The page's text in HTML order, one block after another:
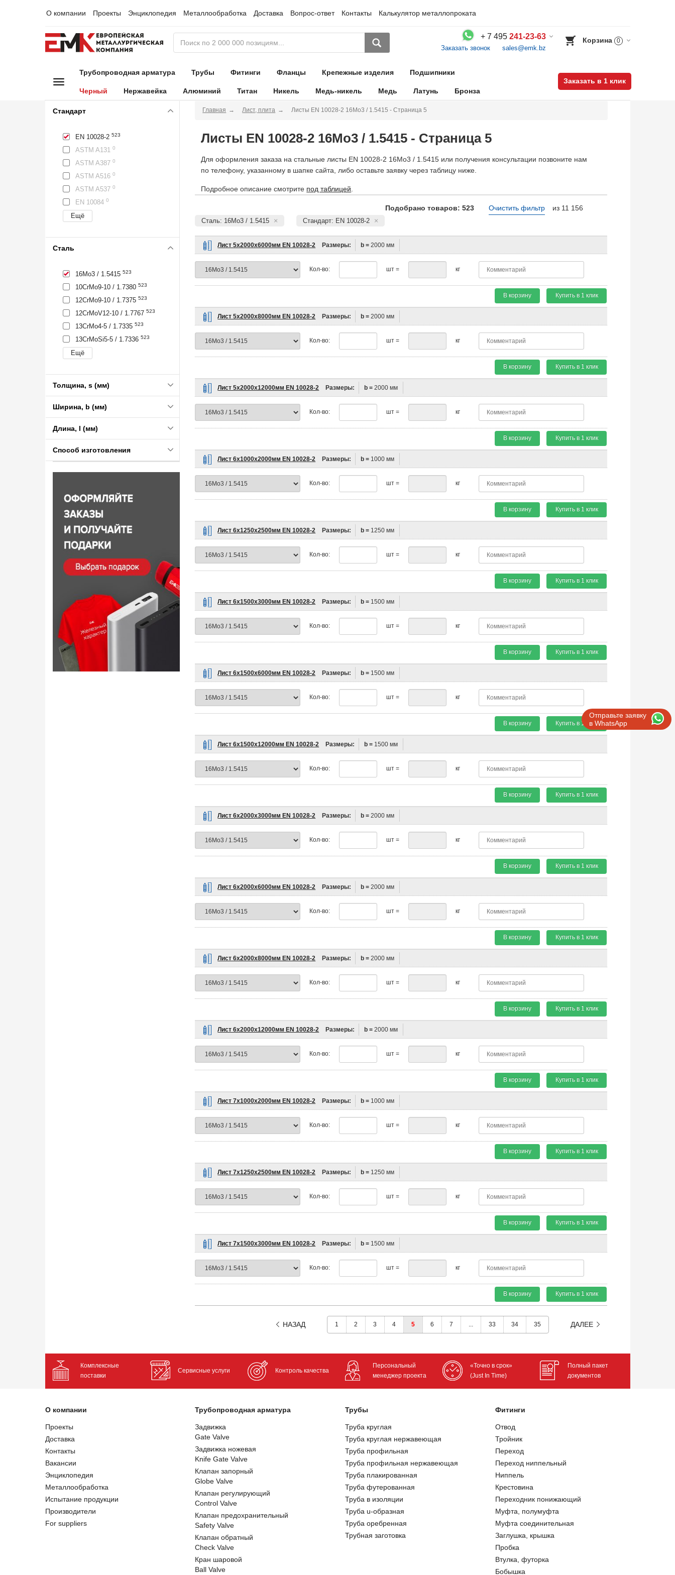
О компании Проекты Энциклопедия Металлообработка Доставка Вопрос-ответ Контакты Калькулятор металлопроката
+ 7 495 241-23-63
Заказать звонок sales@emk.bz
Корзина 0
Трубопроводная арматура Трубы Фитинги Фланцы Крепежные изделия Подшипники
Черный Нержавейка Алюминий Титан Никель Медь-никель Медь Латунь Бронза
Заказать в 1 клик
Отправьте заявку
в WhatsApp
Стандарт
EN 10028-2 523
ASTM A131 0
ASTM A387 0
ASTM A516 0
ASTM A537 0
EN 10084 0
Сталь
16Mo3 / 1.5415 523
10CrMo9-10 / 1.7380 523
12CrMo9-10 / 1.7375 523
12CrMoV12-10 / 1.7767 523
13CrMo4-5 / 1.7335 523
13CrMoSi5-5 / 1.7336 523
Толщина, s (мм)
Ширина, b (мм)
Длина, l (мм)
Способ изготовления
Главная Лист, плита Листы EN 10028-2 16Mo3 / 1.5415 - Страница 5
Листы EN 10028-2 16Mo3 / 1.5415 - Страница 5
Для оформления заказа на стальные листы EN 10028-2 16Mo3 / 1.5415 или получения консультации позвоните нам
по телефону, указанному в шапке сайта, либо оставьте заявку через таблицу ниже.
Подробное описание смотрите под таблицей
Подобрано товаров: 523 из 11 156
Очистить фильтр
Сталь: 16Mo3 / 1.5415 Стандарт: EN 10028-2
Лист 5х2000х6000мм EN 10028-2 Размеры: b = 2000 мм
Кол-во: шт = кг
В корзину Купить в 1 клик
Лист 5х2000х8000мм EN 10028-2 Размеры: b = 2000 мм
Кол-во: шт = кг
В корзину Купить в 1 клик
Лист 5х2000х12000мм EN 10028-2 Размеры: b = 2000 мм
Кол-во: шт = кг
В корзину Купить в 1 клик
Лист 6х1000х2000мм EN 10028-2 Размеры: b = 1000 мм
Кол-во: шт = кг
В корзину Купить в 1 клик
Лист 6х1250х2500мм EN 10028-2 Размеры: b = 1250 мм
Кол-во: шт = кг
В корзину Купить в 1 клик
Лист 6х1500х3000мм EN 10028-2 Размеры: b = 1500 мм
Кол-во: шт = кг
В корзину Купить в 1 клик
Лист 6х1500х6000мм EN 10028-2 Размеры: b = 1500 мм
Кол-во: шт = кг
В корзину Купить в 1 клик
Лист 6х1500х12000мм EN 10028-2 Размеры: b = 1500 мм
Кол-во: шт = кг
В корзину Купить в 1 клик
Лист 6х2000х3000мм EN 10028-2 Размеры: b = 2000 мм
Кол-во: шт = кг
В корзину Купить в 1 клик
Лист 6х2000х6000мм EN 10028-2 Размеры: b = 2000 мм
Кол-во: шт = кг
В корзину Купить в 1 клик
Лист 6х2000х8000мм EN 10028-2 Размеры: b = 2000 мм
Кол-во: шт = кг
В корзину Купить в 1 клик
Лист 6х2000х12000мм EN 10028-2 Размеры: b = 2000 мм
Кол-во: шт = кг
В корзину Купить в 1 клик
Лист 7х1000х2000мм EN 10028-2 Размеры: b = 1000 мм
Кол-во: шт = кг
В корзину Купить в 1 клик
Лист 7х1250х2500мм EN 10028-2 Размеры: b = 1250 мм
Кол-во: шт = кг
В корзину Купить в 1 клик
Лист 7х1500х3000мм EN 10028-2 Размеры: b = 1500 мм
Кол-во: шт = кг
В корзину Купить в 1 клик
НАЗАД 1 2 3 4 5 6 7 ... 33 34 35 ДАЛЕЕ
Комплексные
поставки
Сервисные услуги Контроль качества
Персональный
менеджер проекта
«Точно в срок»
(Just In Time)
Полный пакет
документов
О компании
Проекты
Доставка
Контакты
Вакансии
Энциклопедия
Металлообработка
Испытание продукции
Производители
For suppliers
Трубопроводная арматура
Задвижка
Gate Valve
Задвижка ножевая
Knife Gate Valve
Клапан запорный
Globe Valve
Клапан регулирующий
Control Valve
Клапан предохранительный
Safety Valve
Клапан обратный
Check Valve
Кран шаровой
Ball Valve
Трубы
Труба круглая
Труба круглая нержавеющая
Труба профильная
Труба профильная нержавеющая
Труба плакированная
Труба футерованная
Труба в изоляции
Труба u-образная
Труба оребренная
Трубная заготовка
Фитинги
Отвод
Тройник
Переход
Переход ниппельный
Ниппель
Крестовина
Переходник понижающий
Муфта, полумуфта
Муфта соединительная
Заглушка, крышка
Пробка
Втулка, футорка
Бобышка